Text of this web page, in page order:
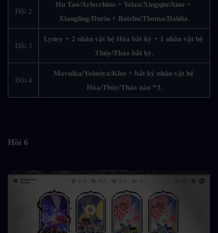
Đội 2
Hu Tao/Arlecchino + Yelan/Xingqiu/Aino +
Xiangling/Durin + Baizhu/Thoma/Dahlia.
Đội 3
Lyney + 2 nhân vật hệ Hỏa bất kỳ + 1 nhân vật hệ
Thủy/Thảo bất kỳ.
Đội 4
Mavuika/Yoimiya/Klee + bất kỳ nhân vật hệ
Hỏa/Thủy/Thảo nào *3.
Hồi 6